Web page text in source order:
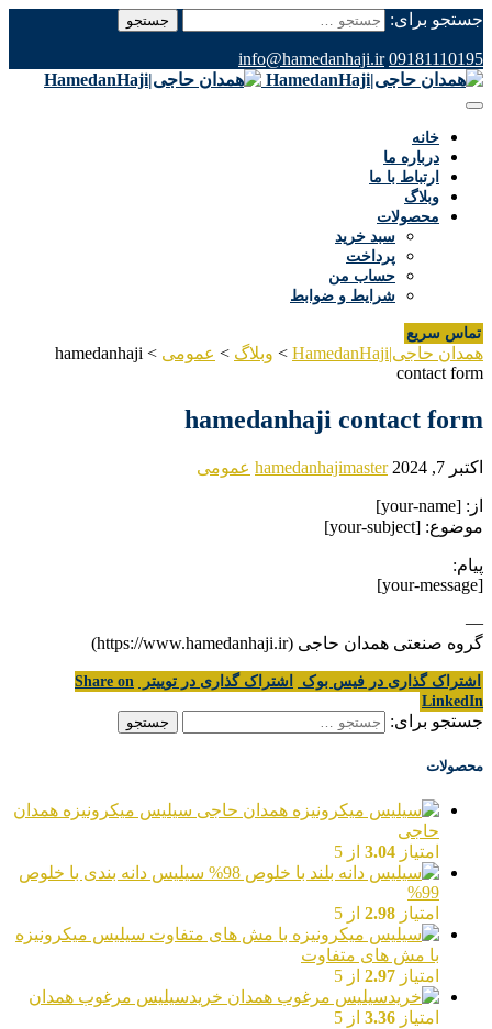
جستجو برای:
09181110195
info@hamedanhaji.ir
خانه
درباره ما
ارتباط با ما
وبلاگ
محصولات
سبد خرید
پرداخت
حساب من
شرایط و ضوابط
تماس سریع
همدان حاجی|HamedanHaji > وبلاگ > عمومی >
hamedanhaji
contact form
hamedanhaji contact form
اکتبر 7, 2024 hamedanhajimaster عمومی
از: [your-name]
موضوع: [your-subject]
پیام:
[your-message]
—
گروه صنعتی همدان حاجی (https://www.hamedanhaji.ir)
اشتراک گذاری در فیس بوک اشتراک گذاری در توییتر
Share on
LinkedIn
جستجو برای:
محصولات
سیلیس میکرونیزه همدان
حاجی
امتیاز 3.04 از 5
سیلیس دانه بندی با خلوص
99%
امتیاز 2.98 از 5
سیلیس میکرونیزه
با مش های متفاوت
امتیاز 2.97 از 5
خریدسیلیس مرغوب همدان
امتیاز 3.36 از 5